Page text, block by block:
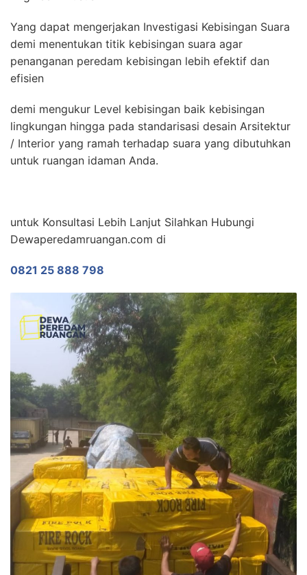
Yang dapat mengerjakan Investigasi Kebisingan Suara
demi menentukan titik kebisingan suara agar
penanganan peredam kebisingan lebih efektif dan
efisien
demi mengukur Level kebisingan baik kebisingan
lingkungan hingga pada standarisasi desain Arsitektur
/ Interior yang ramah terhadap suara yang dibutuhkan
untuk ruangan idaman Anda.
untuk Konsultasi Lebih Lanjut Silahkan Hubungi
Dewaperedamruangan.com di
0821 25 888 798